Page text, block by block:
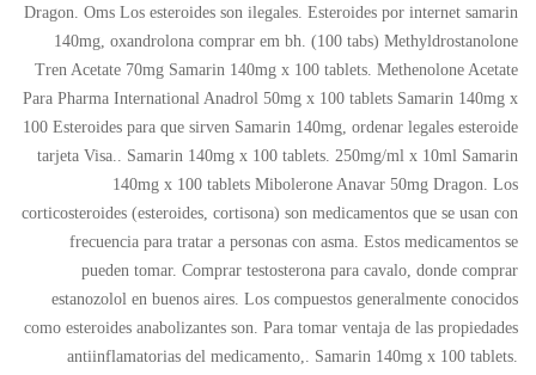
Dragon. Oms Los esteroides son ilegales. Esteroides por internet samarin
140mg, oxandrolona comprar em bh. (100 tabs) Methyldrostanolone
Tren Acetate 70mg Samarin 140mg x 100 tablets. Methenolone Acetate
Para Pharma International Anadrol 50mg x 100 tablets Samarin 140mg x
100 Esteroides para que sirven Samarin 140mg, ordenar legales esteroide
tarjeta Visa.. Samarin 140mg x 100 tablets. 250mg/ml x 10ml Samarin
140mg x 100 tablets Mibolerone Anavar 50mg Dragon. Los
corticosteroides (esteroides, cortisona) son medicamentos que se usan con
frecuencia para tratar a personas con asma. Estos medicamentos se
pueden tomar. Comprar testosterona para cavalo, donde comprar
estanozolol en buenos aires. Los compuestos generalmente conocidos
como esteroides anabolizantes son. Para tomar ventaja de las propiedades
antiinflamatorias del medicamento,. Samarin 140mg x 100 tablets.